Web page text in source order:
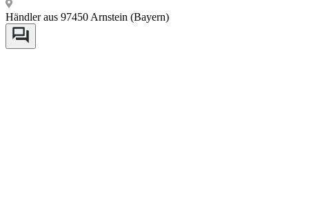
Händler aus 97450 Arnstein (Bayern)